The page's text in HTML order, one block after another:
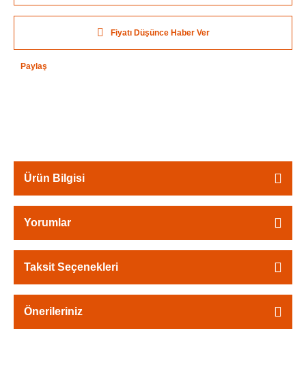
Fiyatı Düşünce Haber Ver
Paylaş
Ürün Bilgisi
Yorumlar
Taksit Seçenekleri
Önerileriniz